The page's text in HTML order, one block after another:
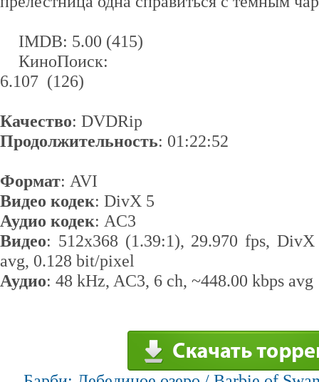
IMDB: 5.00 (415)
КиноПоиск:
6.107 (126)
Качество: DVDRip
Продолжительность: 01:22:52
Формат: AVI
Видео кодек: DivX 5
Аудио кодек: AС3
Видео: 512x368 (1.39:1), 29.970 fps,
avg, 0.128 bit/pixel
Аудио: 48 kHz, AC3, 6 ch, ~448.00 kbps avg